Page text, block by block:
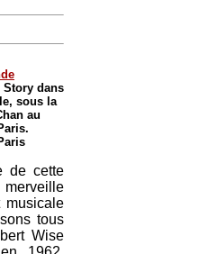
Story dans
sous la
au
de cette
musicale
tous
Wise